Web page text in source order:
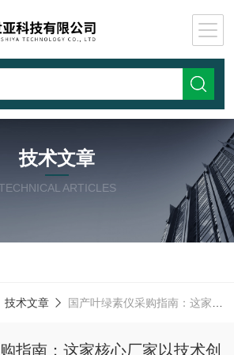
技术文章
ARTICLES
技术文章 国产叶绿素仪采购指南：这家核心厂家以技术创新赢得市场认可
指南：这家核心厂家以技术创